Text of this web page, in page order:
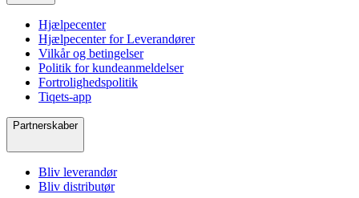
Hjælpecenter
Hjælpecenter for Leverandører
Vilkår og betingelser
Politik for kundeanmeldelser
Fortrolighedspolitik
Tiqets-app
Partnerskaber
Bliv leverandør
Bliv distributør